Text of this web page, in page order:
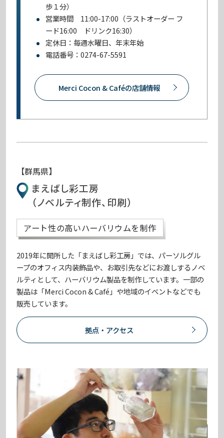
歩１分）
営業時間 11:00-17:00（ラストオーダー フ
ード16:00 ドリンク16:30）
定休日：毎週水曜日、年末年始
電話番号：0274-67-5591
Merci Cocon & Caféの店舗情報
【群馬県】
まえばし彩工房
（ノベルティ制作、印刷）
アート性の高いハーバリウムを制作
2019年に開所した「まえばし彩工房」では、パーソルグル
ープのオフィス内装飾品や、お取引先などにお渡しするノベ
ルティとして、ハーバリウム製品を制作しています。一部の
製品は「Merci Cocon & Café」や地域のイベントなどでも
販売しています。
拠点・アクセス